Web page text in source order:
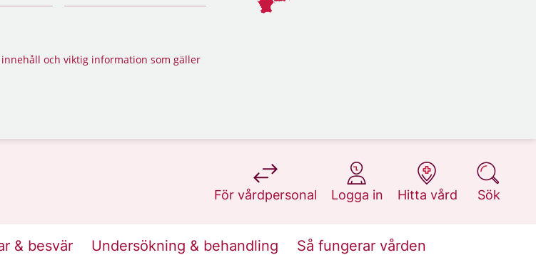
och viktig information som gäller
För vårdpersonal
på 1177.se
Logga in
på 1177.se
Hitta vård
på 1177.se
Sök
på 1177.se
& besvär Undersökning & behandling Så fungerar vården